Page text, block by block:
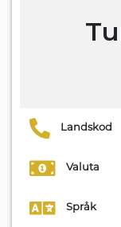
Landskod
Valuta
Språk